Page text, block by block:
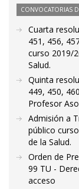
CONVOCATORIAS
Cuarta
451, 456,
curso 2019/
Salud.
Quinta
449, 450,
Profesor
Admisión a
público
de la Salud.
Orden de
99 TU -
acceso